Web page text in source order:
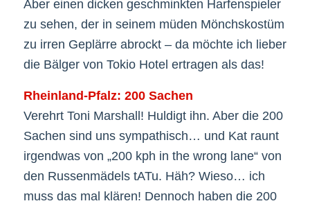
Aber einen dicken geschminkten Harfenspieler
zu sehen, der in seinem müden Mönchskostüm
zu irren Geplärre abrockt – da möchte ich lieber
die Bälger von Tokio Hotel ertragen als das!
Rheinland-Pfalz: 200 Sachen
Verehrt Toni Marshall! Huldigt ihn. Aber die 200
Sachen sind uns sympathisch… und Kat raunt
irgendwas von „200 kph in the wrong lane“ von
den Russenmädels tATu. Häh? Wieso… ich
muss das mal klären! Dennoch haben die 200